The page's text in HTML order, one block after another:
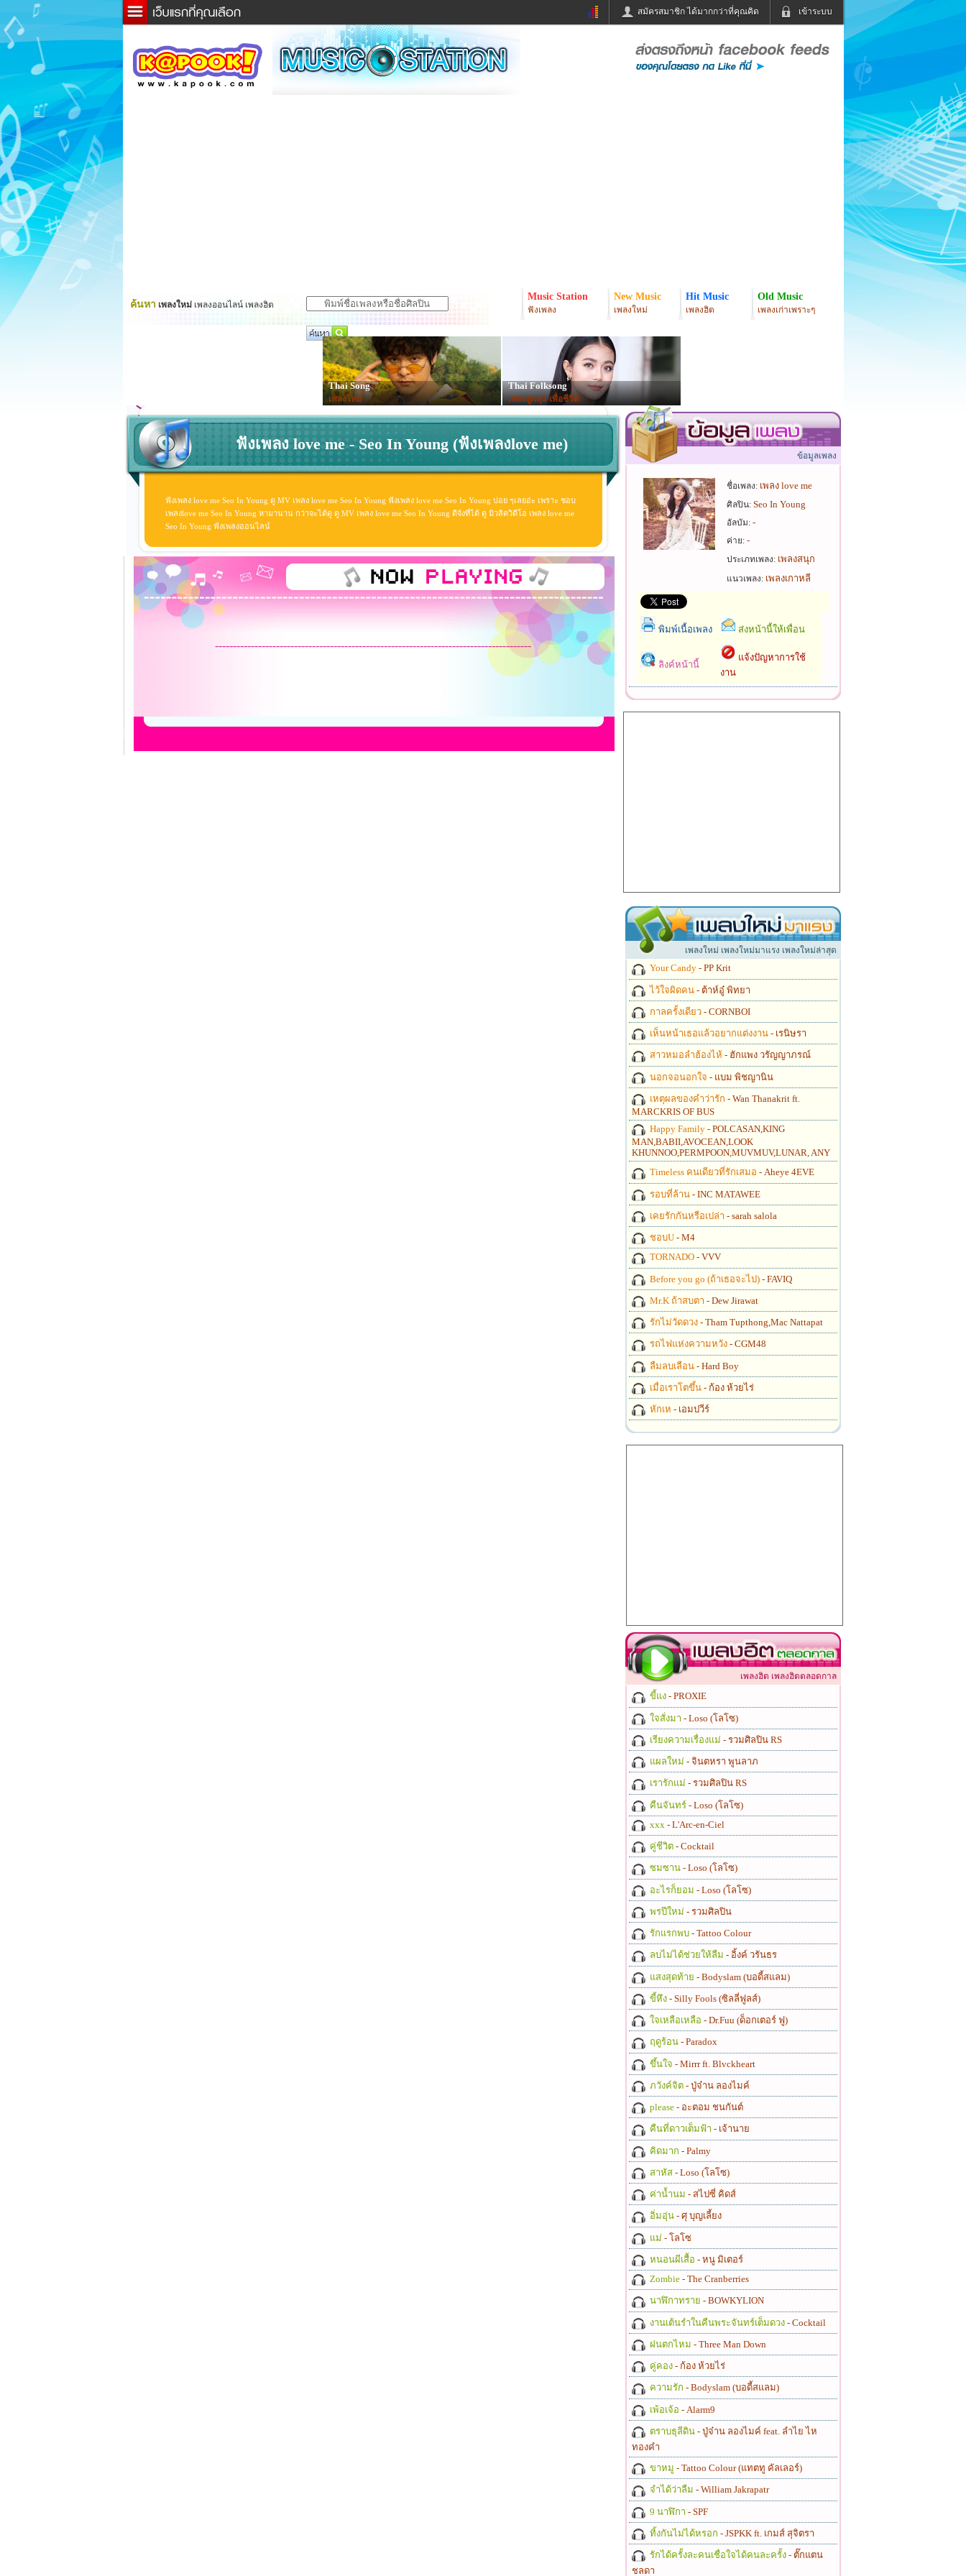
เข้าระบบ
สมัครสมาชิก ได้มากกว่าที่คุณคิด
ข่าวด่วน ข่าวสั้น
ละคร
หนังใหม่
ฟังวิทยุออนไลน์
หมากรุกไทย
Email
ค้นหา เพลงใหม่ เพลงออนไลน์ เพลงฮิต
Music Station
ฟังเพลง
New Music
เพลงใหม่
Hit Music
เพลงฮิต
Old Music
เพลงเก่าเพราะๆ
Thai Song
เพลงไทย
Thai Folksong
เพลงลูกทุ่ง-เพื่อชีวิต
ฟังเพลง love me - Seo In Young (ฟังเพลงlove me)
ฟังเพลง love me Seo In Young ดู MV เพลง love me Seo In Young ฟังเพลง love me Seo In Young บ่อย ๆเลยอ่ะ เพราะ ชอบ
เพลงlove me Seo In Young หามานาน กว่าจะได้ดู ดู MV เพลง love me Seo In Young ดีจังที่ได้ ดู มิวสิควิดีโอ เพลง love me
Seo In Young ฟังเพลงออนไลน์
----------------------------------------------------------------------------------------
ข้อมูลเพลง
ชื่อเพลง: เพลง love me
ศิลปิน: Seo In Young
อัลบัม: -
ค่าย: -
ประเภทเพลง: เพลงสนุก
แนวเพลง: เพลงเกาหลี
พิมพ์เนื้อเพลง ส่งหน้านี้ให้เพื่อน
ลิงค์หน้านี้
แจ้งปัญหาการใช้
งาน
เพลงใหม่ เพลงใหม่มาแรง เพลงใหม่ล่าสุด
Your Candy - PP Krit
ไว้ใจผิดคน - ต้าห์อู๋ พิทยา
กาลครั้งเดียว - CORNBOI
เห็นหน้าเธอแล้วอยากแต่งงาน - เรนิษรา
สาวหมอลำฮ้องไห้ - ฮักแพง วรัญญาภรณ์
นอกจอนอกใจ - แบม พิชญานิน
เหตุผลของคำว่ารัก - Wan Thanakrit ft.
MARCKRIS OF BUS
Happy Family - POLCASAN,KING
MAN,BABII,AVOCEAN,LOOK
KHUNNOO,PERMPOON,MUVMUV,LUNAR, ANY
Timeless คนเดียวที่รักเสมอ - Aheye 4EVE
รอบที่ล้าน - INC MATAWEE
เคยรักกันหรือเปล่า - sarah salola
ชอบU - M4
TORNADO - VVV
Before you go (ถ้าเธอจะไป) - FAVIQ
Mr.K ถ้าสบตา - Dew Jirawat
รักไม่วัดดวง - Tham Tupthong,Mac Nattapat
รถไฟแห่งความหวัง - CGM48
ลืมลบเลือน - Hard Boy
เมื่อเราโตขึ้น - ก้อง ห้วยไร่
หักเห - เอมปวีร์
เพลงฮิต เพลงฮิตตลอดกาล
ขี้แง - PROXIE
ใจสั่งมา - Loso (โลโซ)
เรียงความเรื่องแม่ - รวมศิลปิน RS
แผลใหม่ - จินตหรา พูนลาภ
เรารักแม่ - รวมศิลปิน RS
คืนจันทร์ - Loso (โลโซ)
xxx - L'Arc-en-Ciel
คู่ชีวิต - Cocktail
ซมซาน - Loso (โลโซ)
อะไรก็ยอม - Loso (โลโซ)
พรปีใหม่ - รวมศิลปิน
รักแรกพบ - Tattoo Colour
ลบไม่ได้ช่วยให้ลืม - อิ้งค์ วรันธร
แสงสุดท้าย - Bodyslam (บอดี้สแลม)
ขี้หึง - Silly Fools (ซิลลี่ฟูลส์)
ใจเหลือเหลือ - Dr.Fuu (ด็อกเตอร์ ฟู)
ฤดูร้อน - Paradox
ขึ้นใจ - Mirrr ft. Blvckheart
ภวังค์จิต - ปู่จ๋าน ลองไมค์
please - อะตอม ชนกันต์
คืนที่ดาวเต็มฟ้า - เจ้านาย
คิดมาก - Palmy
สาหัส - Loso (โลโซ)
ค่าน้ำนม - สไปซี่ คิดส์
อิ่มอุ่น - ศุ บุญเลี้ยง
แม่ - โลโซ
หนอนผีเสื้อ - หนู มิเตอร์
Zombie - The Cranberries
นาฬิกาทราย - BOWKYLION
งานเต้นรำในคืนพระจันทร์เต็มดวง - Cocktail
ฝนตกไหม - Three Man Down
คู่คอง - ก้อง ห้วยไร่
ความรัก - Bodyslam (บอดี้สแลม)
เพ้อเจ้อ - Alarm9
ตราบธุลีดิน - ปู่จ๋าน ลองไมค์ feat. ลำไย ไห
ทองคำ
ขาหมู - Tattoo Colour (แทตทู คัลเลอร์)
จำได้ว่าลืม - William Jakrapatr
9 นาฬิกา - SPF
ทิ้งกันไม่ได้หรอก - JSPKK ft. เกมส์ สุจิตรา
รักได้ครั้งละคนเชื่อใจได้คนละครั้ง - ตั๊กแตน
ชลดา